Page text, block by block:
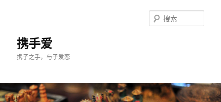
携手爱
携子之手，与子爱恋
索